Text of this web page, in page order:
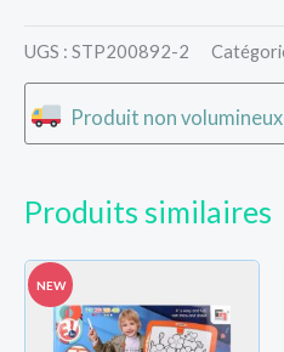
UGS : STP200892-2
Produit non
Produits similaires
NEW